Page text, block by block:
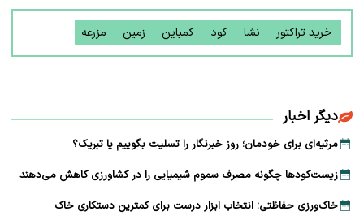
خرید تراکتور نشا کود کمباین زمین مزرعه
دیگر اخبار
مرثیه‌ای برای خودمان؛ روز خبرنگار را تسلیت بگوییم یا تبریک؟
زیست‌کودها چگونه مصرف سموم شیمیایی را در کشاورزی کاهش می‌دهند
خاک‌ورزی حفاظتی؛ انتخاب ابزار درست برای کمترین دستکاری خاک